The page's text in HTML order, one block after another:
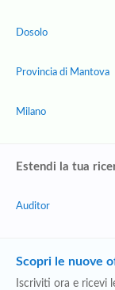
Dosolo
Provincia di Mantova
Milano
Estendi la tua
Auditor
Scopri le nuove
Iscriviti ora e ricevi